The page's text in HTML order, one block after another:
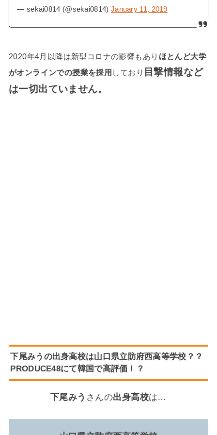
— sekai0814 (@sekai0814) January 11, 2019
2020年4月以降は新型コロナの影響もあり ほとんど大学
がオンラインでの授業を採用 しており 目撃情報など
は一切出ていません。
下尾みうの出身高校は山口県立防府西高等学校？？
PRODUCE48にて韓国で高評価！？
下尾みう さんの出身高校は…